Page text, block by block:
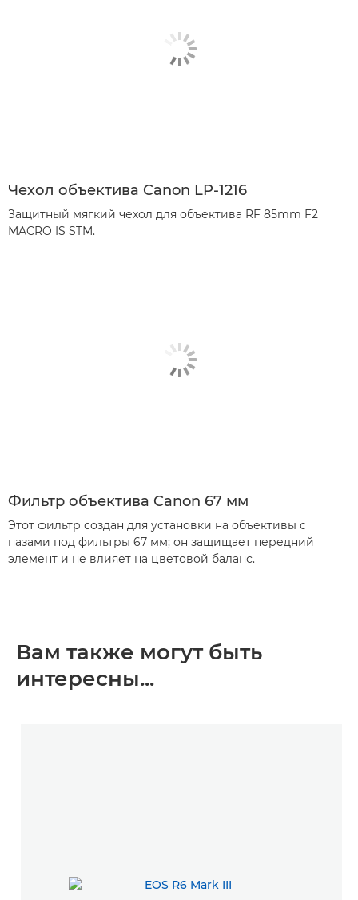
Чехол объектива Canon LP-1216
Защитный мягкий чехол для объектива RF 85mm F2
MACRO IS STM.
Фильтр объектива Canon 67 мм
Этот фильтр создан для установки на объективы с
пазами под фильтры 67 мм; он защищает передний
элемент и не влияет на цветовой баланс.
Вам также могут быть
интересны...